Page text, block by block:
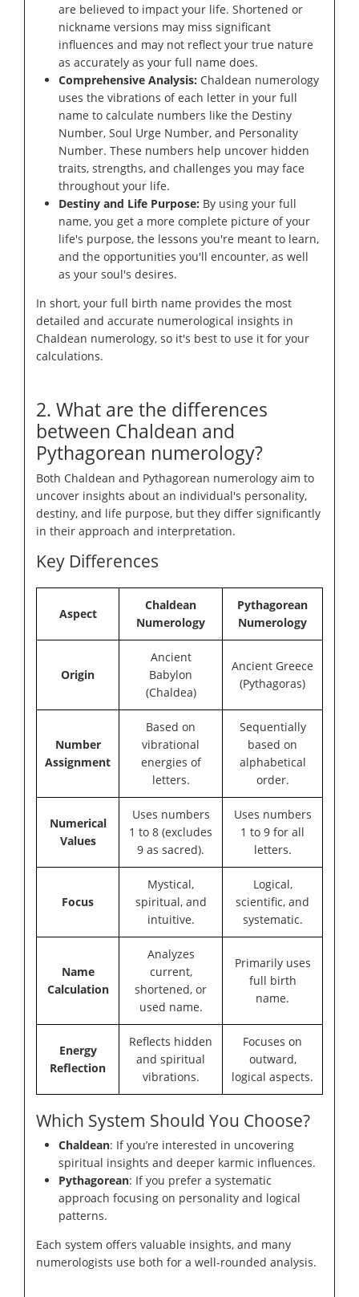
are believed to impact your life. Shortened or
nickname versions may miss significant
influences and may not reflect your true nature
as accurately as your full name does.
Comprehensive Analysis: Chaldean numerology
uses the vibrations of each letter in your full
name to calculate numbers like the Destiny
Number, Soul Urge Number, and Personality
Number. These numbers help uncover hidden
traits, strengths, and challenges you may face
throughout your life.
Destiny and Life Purpose: By using your full
name, you get a more complete picture of your
life's purpose, the lessons you're meant to learn,
and the opportunities you'll encounter, as well
as your soul's desires.
In short, your full birth name provides the most
detailed and accurate numerological insights in
Chaldean numerology, so it's best to use it for your
calculations.
2. What are the differences
between Chaldean and
Pythagorean numerology?
Both Chaldean and Pythagorean numerology aim to
uncover insights about an individual's personality,
destiny, and life purpose, but they differ significantly
in their approach and interpretation.
Key Differences
Aspect
Chaldean
Numerology
Pythagorean
Numerology
Origin
Ancient
Babylon
(Chaldea)
Ancient Greece
(Pythagoras)
Number
Assignment
Based on
vibrational
energies of
letters.
Sequentially
based on
alphabetical
order.
Numerical
Values
Uses numbers
1 to 8 (excludes
9 as sacred).
Uses numbers
1 to 9 for all
letters.
Focus
Mystical,
spiritual, and
intuitive.
Logical,
scientific, and
systematic.
Name
Calculation
Analyzes
current,
shortened, or
used name.
Primarily uses
full birth
name.
Energy
Reflection
Reflects hidden
and spiritual
vibrations.
Focuses on
outward,
logical aspects.
Which System Should You Choose?
Chaldean: If you’re interested in uncovering
spiritual insights and deeper karmic influences.
Pythagorean: If you prefer a systematic
approach focusing on personality and logical
patterns.
Each system offers valuable insights, and many
numerologists use both for a well-rounded analysis.